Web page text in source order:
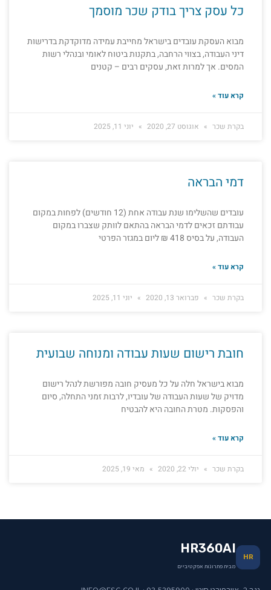
כל עסק צריך בודק שכר מוסמך
מבוא העסקת עובדים בישראל מחייבת עמידה מדוקדקת בדרישות
דיני העבודה, בצווי הרחבה, בתקנות ביטוח לאומי ובנהלי רשות
המסים. אך למרות זאת, עסקים רבים – קטנים
קרא עוד »
בקרת שכר אוגוסט 27, 2020 יוני 11, 2025
דמי הבראה
עובדים שהשלימו שנת עבודה אחת (12 חודשים) לפחות במקום
עבודתם זכאים לדמי הבראה בהתאם לוותק שצברו במקום
העבודה, על בסיס 418 ₪ ליום במגזר הפרטי
קרא עוד »
בקרת שכר פברואר 13, 2020 יוני 11, 2025
חובת רישום שעות עבודה ומנוחה שבועית
מבוא בישראל חלה על כל מעסיק חובה מפורשת לנהל רישום
מדויק של שעות העבודה של עובדיו, לרבות זמני התחלה, סיום
והפסקות. מטרת החובה היא להבטיח
קרא עוד »
בקרת שכר יולי 22, 2020 מאי 19, 2025
HR
HR360AI
מבית פתרונות אפקטיביים